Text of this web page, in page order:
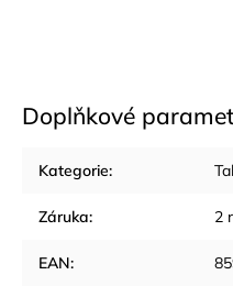
Doplňkové
Kategorie:
Záruka: 2
EAN: